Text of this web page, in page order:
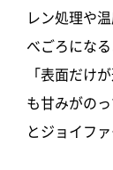
レン処理や
べごろにな
「表面だけ
も甘みがの
とジョイフ